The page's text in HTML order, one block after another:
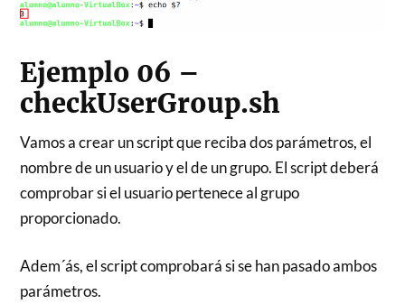
Ejemplo 06 –
checkUserGroup.sh
Vamos a crear un script que reciba dos parámetros, el
nombre de un usuario y el de un grupo. El script deberá
comprobar si el usuario pertenece al grupo
proporcionado.
Adem´ás, el script comprobará si se han pasado ambos
parámetros.